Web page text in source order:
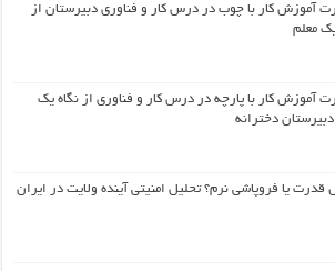
آموزش کار با چوب در درس کار و فناوری دبیرستان از
معلم
آموزش کار با پارچه در درس کار و فناوری از نگاه یک
دخترانه
قدرت یا فروپاشی نرم؟ تحلیل امنیتی آینده ولایت در ایران